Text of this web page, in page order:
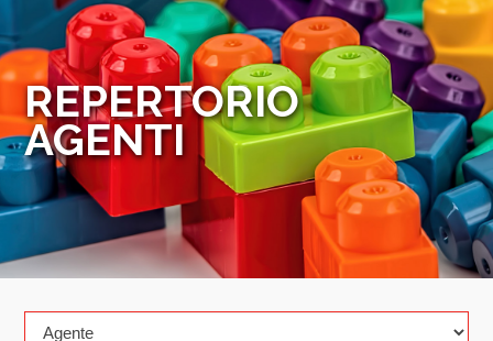
REPERTORIO
AGENTI